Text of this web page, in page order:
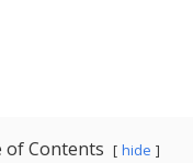
of Contents hide